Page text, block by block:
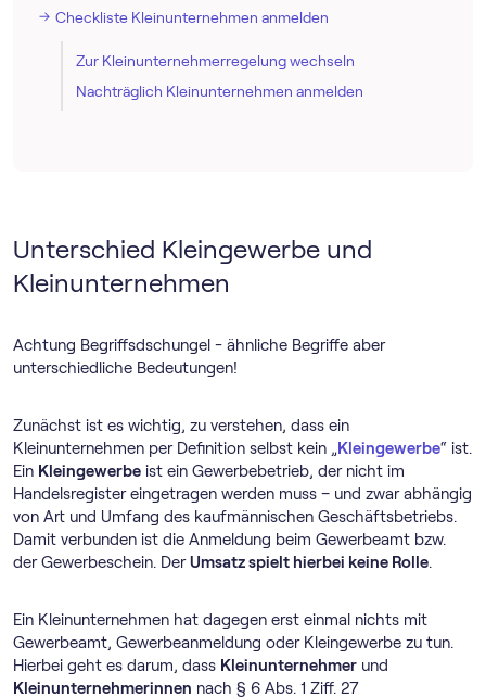
Checkliste Kleinunternehmen anmelden
Zur Klein­unternehmer­regelung wechseln
Nachträglich Kleinunternehmen anmelden
Unterschied Kleingewerbe und
Kleinunternehmen
Achtung Begriffsdschungel - ähnliche Begriffe aber
unterschiedliche Bedeutungen!
Zunächst ist es wichtig, zu verstehen, dass ein
Kleinunternehmen per Definition selbst kein „Kleingewerbe“ ist.
Ein Kleingewerbe ist ein Gewerbebetrieb, der nicht im
Handelsregister eingetragen werden muss – und zwar abhängig
von Art und Umfang des kaufmännischen Geschäftsbetriebs.
Damit verbunden ist die Anmeldung beim Gewerbeamt bzw.
der Gewerbeschein. DerUmsatz spielt hierbei keine Rolle.
Ein Kleinunternehmen hat dagegen erst einmal nichts mit
Gewerbeamt, Gewerbeanmeldung oder Kleingewerbe zu tun.
Hierbei geht es darum, dass Kleinunternehmer und
Kleinunternehmerinnen nach § 6 Abs. 1 Ziff. 27